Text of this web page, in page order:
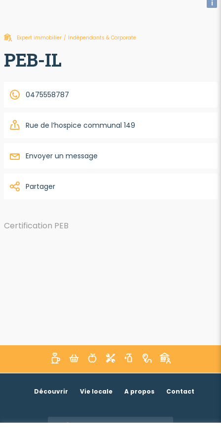
i
Expert immobilier / Indépendants & Corporate
PEB-IL
Certification PEB
0475558787
Rue de l’hospice communal 149
Envoyer un message
Partager
Découvrir Vie locale A propos Contact